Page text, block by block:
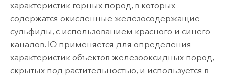
характеристик горных пород, в которых
содержатся окисленные железосодержащие
сульфиды, с использованием красного и синего
каналов. IO применяется для определения
характеристик объектов железооксидных пород,
скрытых под растительностью, и используется в